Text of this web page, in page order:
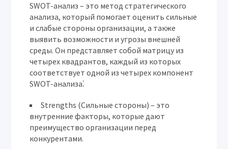
SWOT-анализ – это метод стратегического
анализа, который помогает оценить сильные
и слабые стороны организации, а также
выявить возможности и угрозы внешней
среды. Он представляет собой матрицу из
четырех квадрантов, каждый из которых
соответствует одной из четырех компонент
SWOT-анализа⁚
Strengths (Сильные стороны) – это
внутренние факторы, которые дают
преимущество организации перед
конкурентами.